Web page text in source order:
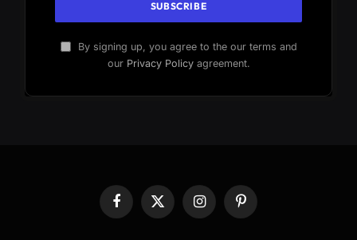
By signing up, you agree to the our terms and
our Privacy Policyagreement.
Facebook
X
InstagramPinterest